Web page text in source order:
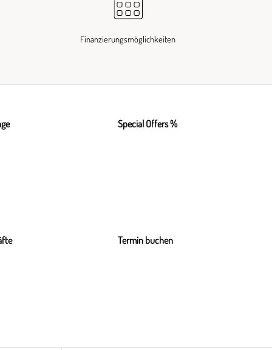
Finanzierungsmöglichkeiten
Special Offers %
Termin buchen